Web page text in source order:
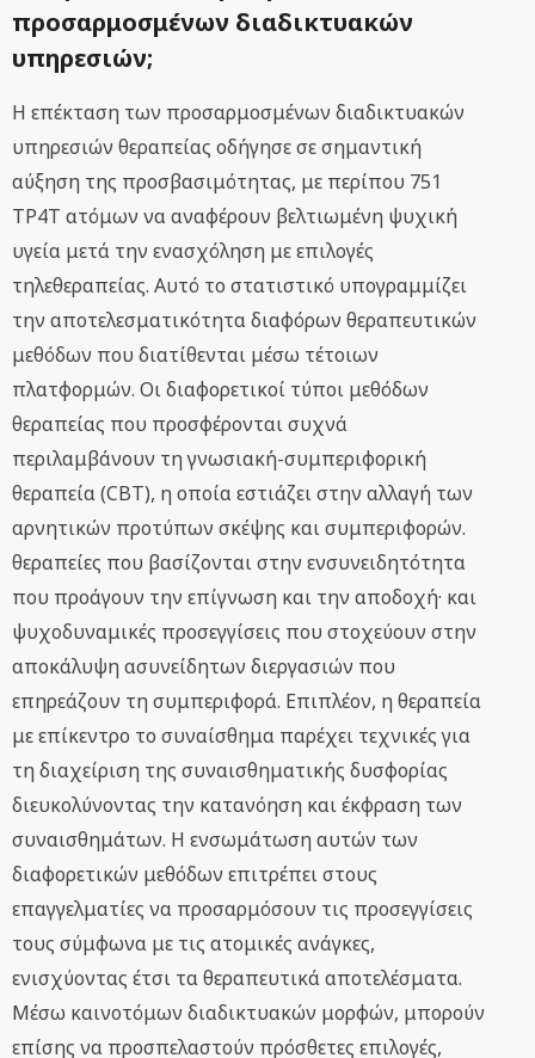
προσαρμοσμένων διαδικτυακών
υπηρεσιών;
Η επέκταση των προσαρμοσμένων διαδικτυακών
υπηρεσιών θεραπείας οδήγησε σε σημαντική
αύξηση της προσβασιμότητας, με περίπου 751
TP4T ατόμων να αναφέρουν βελτιωμένη ψυχική
υγεία μετά την ενασχόληση με επιλογές
τηλεθεραπείας. Αυτό το στατιστικό υπογραμμίζει
την αποτελεσματικότητα διαφόρων θεραπευτικών
μεθόδων που διατίθενται μέσω τέτοιων
πλατφορμών. Οι διαφορετικοί τύποι μεθόδων
θεραπείας που προσφέρονται συχνά
περιλαμβάνουν τη γνωσιακή-συμπεριφορική
θεραπεία (CBT), η οποία εστιάζει στην αλλαγή των
αρνητικών προτύπων σκέψης και συμπεριφορών.
θεραπείες που βασίζονται στην ενσυνειδητότητα
που προάγουν την επίγνωση και την αποδοχή· και
ψυχοδυναμικές προσεγγίσεις που στοχεύουν στην
αποκάλυψη ασυνείδητων διεργασιών που
επηρεάζουν τη συμπεριφορά. Επιπλέον, η θεραπεία
με επίκεντρο το συναίσθημα παρέχει τεχνικές για
τη διαχείριση της συναισθηματικής δυσφορίας
διευκολύνοντας την κατανόηση και έκφραση των
συναισθημάτων. Η ενσωμάτωση αυτών των
διαφορετικών μεθόδων επιτρέπει στους
επαγγελματίες να προσαρμόσουν τις προσεγγίσεις
τους σύμφωνα με τις ατομικές ανάγκες,
ενισχύοντας έτσι τα θεραπευτικά αποτελέσματα.
Μέσω καινοτόμων διαδικτυακών μορφών, μπορούν
επίσης να προσπελαστούν πρόσθετες επιλογές,